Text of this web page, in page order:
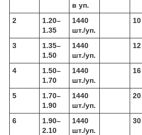
в уп.
2
1.20–
1.35
1440
шт./уп.
10
3
1.35–
1.50
1440
шт./уп.
12
4
1.50–
1.70
1440
шт./уп.
16
5
1.70–
1.90
1440
шт./уп.
20
6
1.90–
2.10
1440
шт./уп.
30